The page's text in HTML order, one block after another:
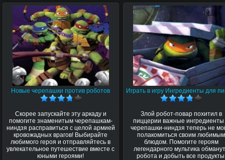
Новые черепашки против роботов
Скорее запускайте эту аркаду и
помогите знаменитым черепашкам-
ниндзя расправиться с целой армией
кровожадных врагов! Выбирайте
любимого героя и отправляйтесь в
увлекательное путешествие вместе с
юными героями!
Играть в игру Ингредиенты для
Злой робот-повар похитил в
пиццерии важные
черепашки-ниндзя теперь не
полакомиться своим любимым
блюдом. Помогите героям
легендарного мультика
робота и добыть все